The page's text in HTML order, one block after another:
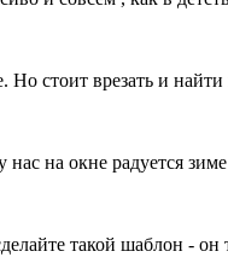
стоит врезать и найти
на окне радуется
такой шаблон - он